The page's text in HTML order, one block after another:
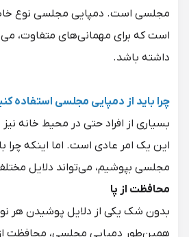
مجلسی است. دمپایی مجلسی نوع
است که برای مهمانی‌های متفاوت،
داشته باشد.
چرا باید از دمپایی مجلسی استفاده
بسیاری از افراد حتی در محیط خانه
این یک امر عادی است. اما اینکه چرا
مجلسی بپوشیم، می‌تواند دلایل
محافظت از پا
بدون شک یکی از دلایل پوشیدن هر
همین‌طور دمپایی مجلسی، محافظت از